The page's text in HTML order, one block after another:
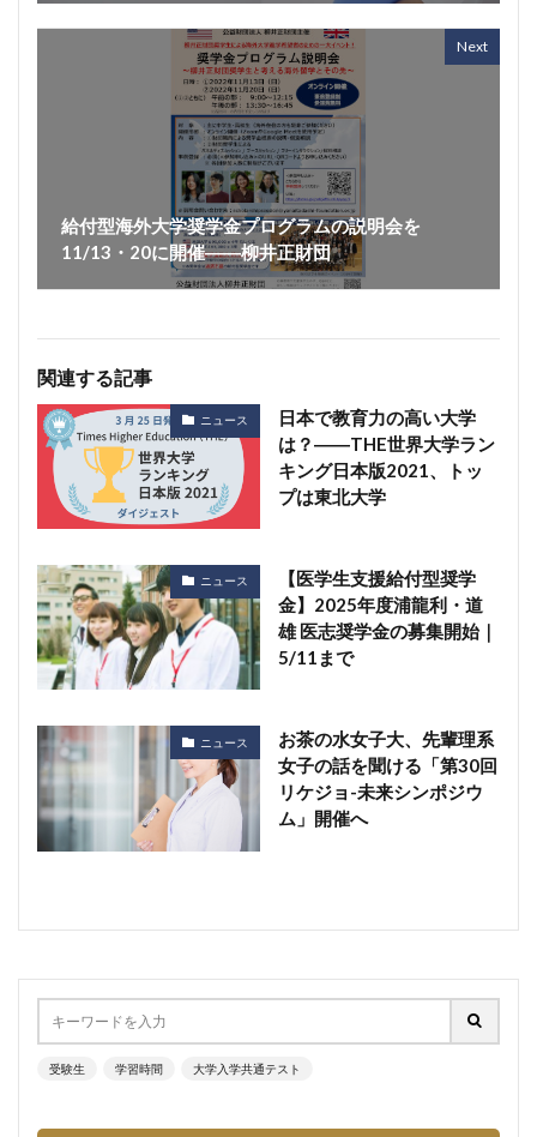
Next
給付型海外大学奨学金プログラムの説明会を
11/13・20に開催――柳井正財団
関連する記事
ニュース
日本で教育力の高い大学
は？――THE世界大学ラン
キング日本版2021、トッ
プは東北大学
ニュース
【医学生支援給付型奨学
金】2025年度浦龍利・道
雄 医志奨学金の募集開始｜
5/11まで
ニュース
お茶の水女子大、先輩理系
女子の話を聞ける「第30回
リケジョ-未来シンポジウ
ム」開催へ
受験生 学習時間 大学入学共通テスト